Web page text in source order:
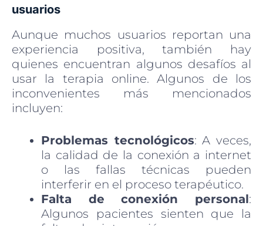
usuarios
Aunque muchos usuarios reportan una
experiencia positiva, también hay
quienes encuentran algunos desafíos al
usar la terapia online. Algunos de los
inconvenientes más mencionados
incluyen:
Problemas tecnológicos: A veces,
la calidad de la conexión a internet
o las fallas técnicas pueden
interferir en el proceso terapéutico.
Falta de conexión personal:
Algunos pacientes sienten que la